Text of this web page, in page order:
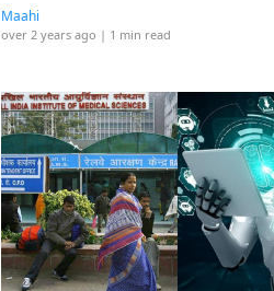
Maahi
over 2 years ago | 1 min read